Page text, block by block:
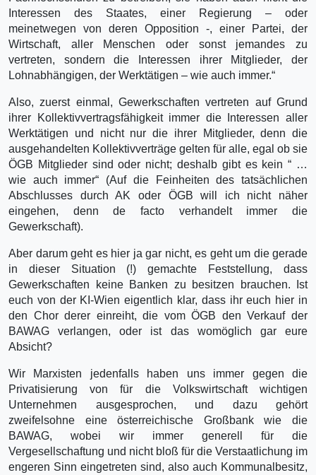
Interessen des Staates, einer Regierung – oder
meinetwegen von deren Opposition -, einer Partei, der
Wirtschaft, aller Menschen oder sonst jemandes zu
vertreten, sondern die Interessen ihrer Mitglieder, der
Lohnabhängigen, der Werktätigen – wie auch immer.“
Also, zuerst einmal, Gewerkschaften vertreten auf Grund
ihrer Kollektivvertragsfähigkeit immer die Interessen aller
Werktätigen und nicht nur die ihrer Mitglieder, denn die
ausgehandelten Kollektivverträge gelten für alle, egal ob sie
ÖGB Mitglieder sind oder nicht; deshalb gibt es kein “ …
wie auch immer“ (Auf die Feinheiten des tatsächlichen
Abschlusses durch AK oder ÖGB will ich nicht näher
eingehen, denn de facto verhandelt immer die
Gewerkschaft).
Aber darum geht es hier ja gar nicht, es geht um die gerade
in dieser Situation (!) gemachte Feststellung, dass
Gewerkschaften keine Banken zu besitzen brauchen. Ist
euch von der KI-Wien eigentlich klar, dass ihr euch hier in
den Chor derer einreiht, die vom ÖGB den Verkauf der
BAWAG verlangen, oder ist das womöglich gar eure
Absicht?
Wir Marxisten jedenfalls haben uns immer gegen die
Privatisierung von für die Volkswirtschaft wichtigen
Unternehmen ausgesprochen, und dazu gehört
zweifelsohne eine österreichische Großbank wie die
BAWAG, wobei wir immer generell für die
Vergesellschaftung und nicht bloß für die Verstaatlichung im
engeren Sinn eingetreten sind, also auch Kommunalbesitz,